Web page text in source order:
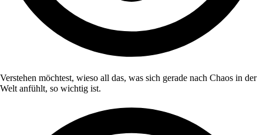
Verstehen möchtest, wieso all das, was sich gerade nach Chaos in der
Welt anfühlt, so wichtig ist.